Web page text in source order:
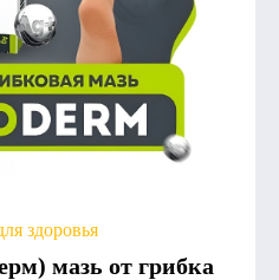
здоровья
мазь от грибка